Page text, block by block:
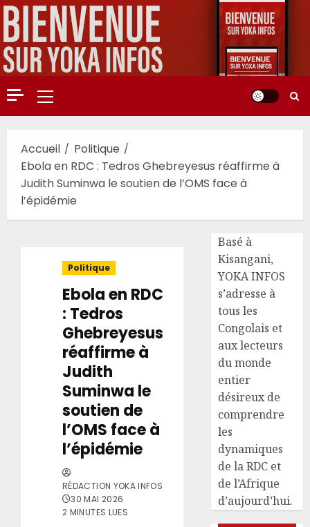
Aller
au
contenu
Menu
principal
Accueil
Politique
Ebola en RDC : Tedros Ghebreyesus réaffirme à
Judith Suminwa le soutien de l’OMS face à
l’épidémie
Politique
Ebola en RDC
: Tedros
Ghebreyesus
réaffirme à
Judith
Suminwa le
soutien de
l’OMS face à
l’épidémie
RÉDACTION YOKA INFOS
30 MAI 2026
2 MINUTES LUES
Basé à
Kisangani,
YOKA INFOS
s’adresse à
tous les
Congolais et
aux lecteurs
du monde
entier
désireux de
comprendre
les
dynamiques
de la RDC et
de l’Afrique
d’aujourd’hui.